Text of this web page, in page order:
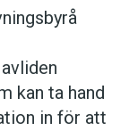
kan ta hand
in för att